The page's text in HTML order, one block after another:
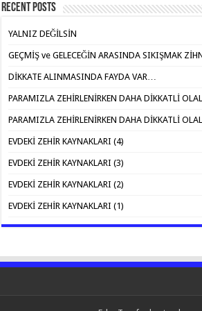
Recent Posts
YALNIZ DEĞİLSİN
GEÇMİŞ ve GELECEĞİN ARASINDA SIKIŞMAK
DİKKATE ALINMASINDA FAYDA VAR…
PARAMIZLA ZEHİRLENİRKEN DAHA DİKKATLİ
PARAMIZLA ZEHİRLENİRKEN DAHA DİKKATLİ
EVDEKİ ZEHİR KAYNAKLARI (4)
EVDEKİ ZEHİR KAYNAKLARI (3)
EVDEKİ ZEHİR KAYNAKLARI (2)
EVDEKİ ZEHİR KAYNAKLARI (1)